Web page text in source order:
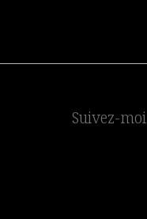
Suivez-moi